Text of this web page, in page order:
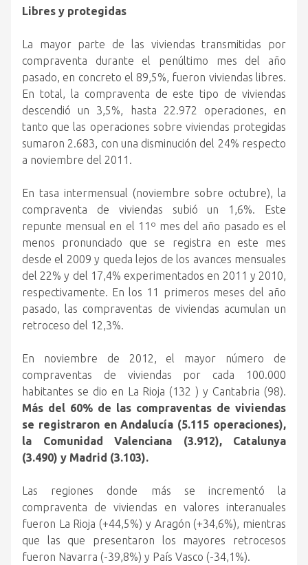
Libres y protegidas
La mayor parte de las viviendas transmitidas por
compraventa durante el penúltimo mes del año
pasado, en concreto el 89,5%, fueron viviendas libres.
En total, la compraventa de este tipo de viviendas
descendió un 3,5%, hasta 22.972 operaciones, en
tanto que las operaciones sobre viviendas protegidas
sumaron 2.683, con una disminución del 24% respecto
a noviembre del 2011.
En tasa intermensual (noviembre sobre octubre), la
compraventa de viviendas subió un 1,6%. Este
repunte mensual en el 11º mes del año pasado es el
menos pronunciado que se registra en este mes
desde el 2009 y queda lejos de los avances mensuales
del 22% y del 17,4% experimentados en 2011 y 2010,
respectivamente. En los 11 primeros meses del año
pasado, las compraventas de viviendas acumulan un
retroceso del 12,3%.
En noviembre de 2012, el mayor número de
compraventas de viviendas por cada 100.000
habitantes se dio en La Rioja (132 ) y Cantabria (98).
Más del 60% de las compraventas de viviendas
se registraron en Andalucía (5.115 operaciones),
la Comunidad Valenciana (3.912), Catalunya
(3.490) y Madrid (3.103).
Las regiones donde más se incrementó la
compraventa de viviendas en valores interanuales
fueron La Rioja (+44,5%) y Aragón (+34,6%), mientras
que las que presentaron los mayores retrocesos
fueron Navarra (-39,8%) y País Vasco (-34,1%).